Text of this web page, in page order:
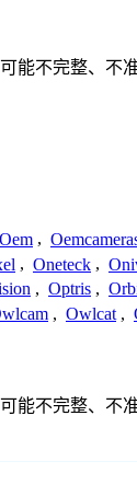
能不完整、
Oem ,
, Oneteck ,
, Optris ,
, Owlcat ,
能不完整、